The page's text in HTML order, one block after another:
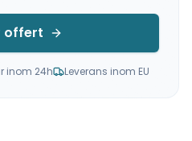
offert
inom 24h Leverans inom EU